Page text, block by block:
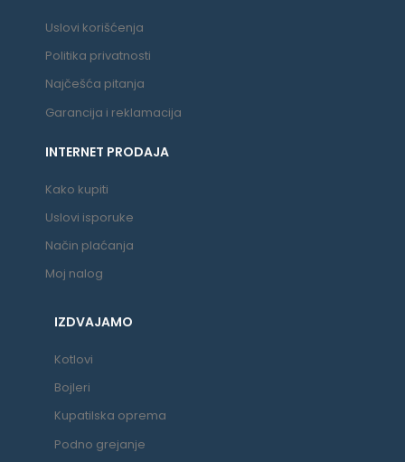
Uslovi korišćenja
Politika privatnosti
Najčešća pitanja
Garancija i reklamacija
INTERNET PRODAJA
Kako kupiti
Uslovi isporuke
Način plaćanja
Moj nalog
IZDVAJAMO
Kotlovi
Bojleri
Kupatilska oprema
Podno grejanje